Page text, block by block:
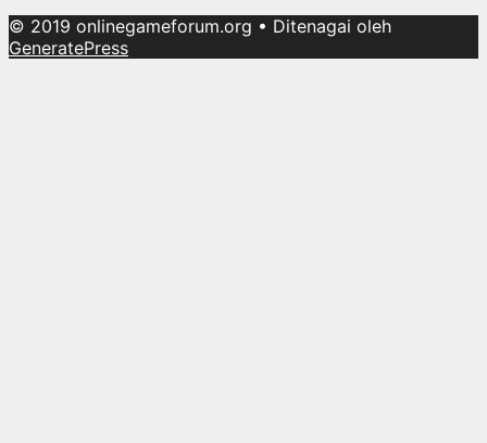
© 2019 onlinegameforum.org • Ditenagai oleh
GeneratePress